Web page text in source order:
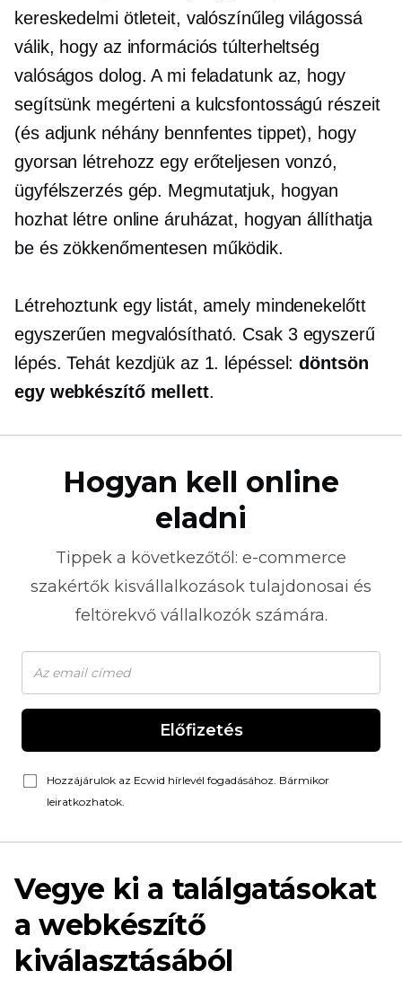
kereskedelmi ötleteit, valószínűleg világossá
válik, hogy az információs túlterheltség
valóságos dolog. A mi feladatunk az, hogy
segítsünk megérteni a kulcsfontosságú részeit
(és adjunk néhány bennfentes tippet), hogy
gyorsan létrehozz egy erőteljesen vonzó,
ügyfélszerzésgép. Megmutatjuk, hogyan
hozhat létre online áruházat, hogyan állíthatja
be és zökkenőmentesen működik.
Létrehoztunk egy listát, amely mindenekelőtt
egyszerűen megvalósítható. Csak 3 egyszerű
lépés. Tehát kezdjük az 1. lépéssel:döntsön
egy webkészítő mellett.
Hogyan kell online
eladni
Tippek a következőtől: e-commerce
szakértők kisvállalkozások tulajdonosai és
feltörekvő vállalkozók számára.
Előfizetés
Hozzájárulok az Ecwid hírlevél fogadásához. Bármikor
leiratkozhatok.
Vegye ki a találgatásokat
a webkészítő
kiválasztásából